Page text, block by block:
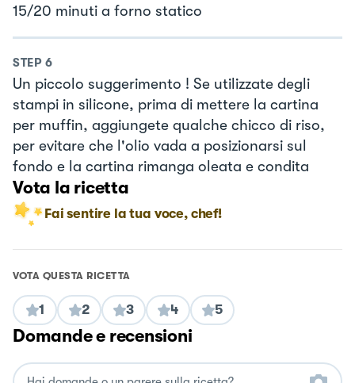
15/20 minuti a forno statico
STEP 6
Un piccolo suggerimento ! Se utilizzate degli
stampi in silicone, prima di mettere la cartina
per muffin, aggiungete qualche chicco di riso,
per evitare che l'olio vada a posizionarsi sul
fondo e la cartina rimanga oleata e condita
Vota la ricetta
Fai sentire la tua voce, chef!
VOTA QUESTA RICETTA
1 2 3 4 5
Domande e recensioni